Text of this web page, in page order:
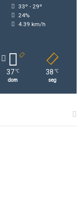
33º - 29º
24%
4.39 km/h
37 ℃
dom
38 ℃
seg